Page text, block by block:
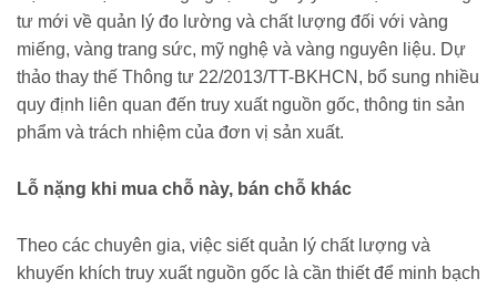
tư mới về quản lý đo lường và chất lượng đối với vàng
miếng, vàng trang sức, mỹ nghệ và vàng nguyên liệu. Dự
thảo thay thế Thông tư 22/2013/TT-BKHCN, bổ sung nhiều
quy định liên quan đến truy xuất nguồn gốc, thông tin sản
phẩm và trách nhiệm của đơn vị sản xuất.
Lỗ nặng khi mua chỗ này, bán chỗ khác
Theo các chuyên gia, việc siết quản lý chất lượng và
khuyến khích truy xuất nguồn gốc là cần thiết để minh bạch